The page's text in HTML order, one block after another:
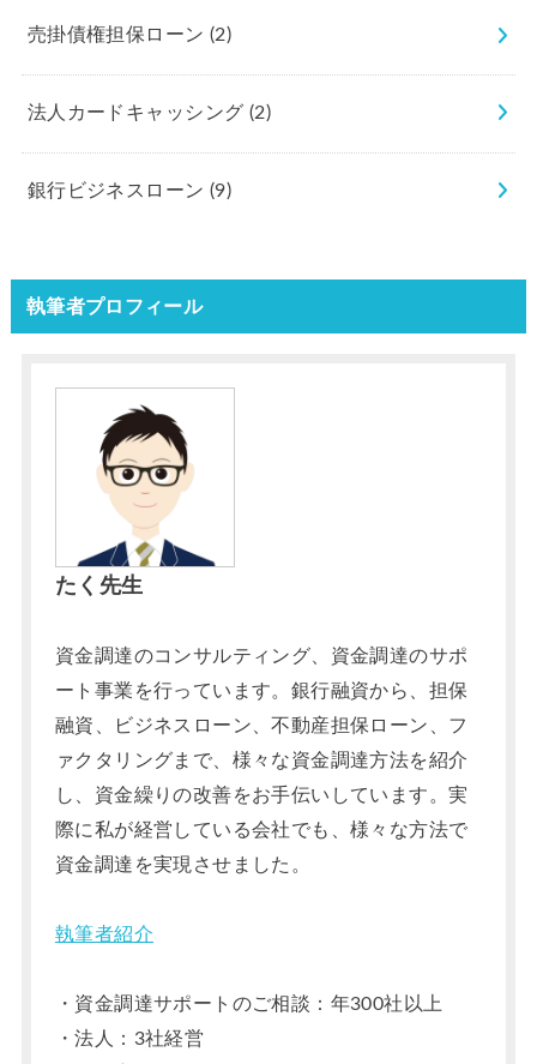
売掛債権担保ローン (2)
法人カードキャッシング (2)
銀行ビジネスローン (9)
執筆者プロフィール
たく先生
資金調達のコンサルティング、資金調達のサポ
ート事業を行っています。銀行融資から、担保
融資、ビジネスローン、不動産担保ローン、フ
ァクタリングまで、様々な資金調達方法を紹介
し、資金繰りの改善をお手伝いしています。実
際に私が経営している会社でも、様々な方法で
資金調達を実現させました。
執筆者紹介
・資金調達サポートのご相談：年300社以上
・法人：3社経営